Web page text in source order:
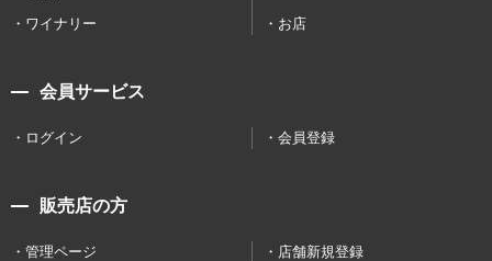
ワイナリー お店
会員サービス
ログイン 会員登録
販売店の方
管理ページ 店舗新規登録